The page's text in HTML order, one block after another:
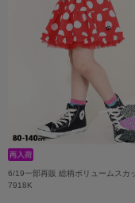
6/19一部再販 総柄ボリュームスカ
7918K